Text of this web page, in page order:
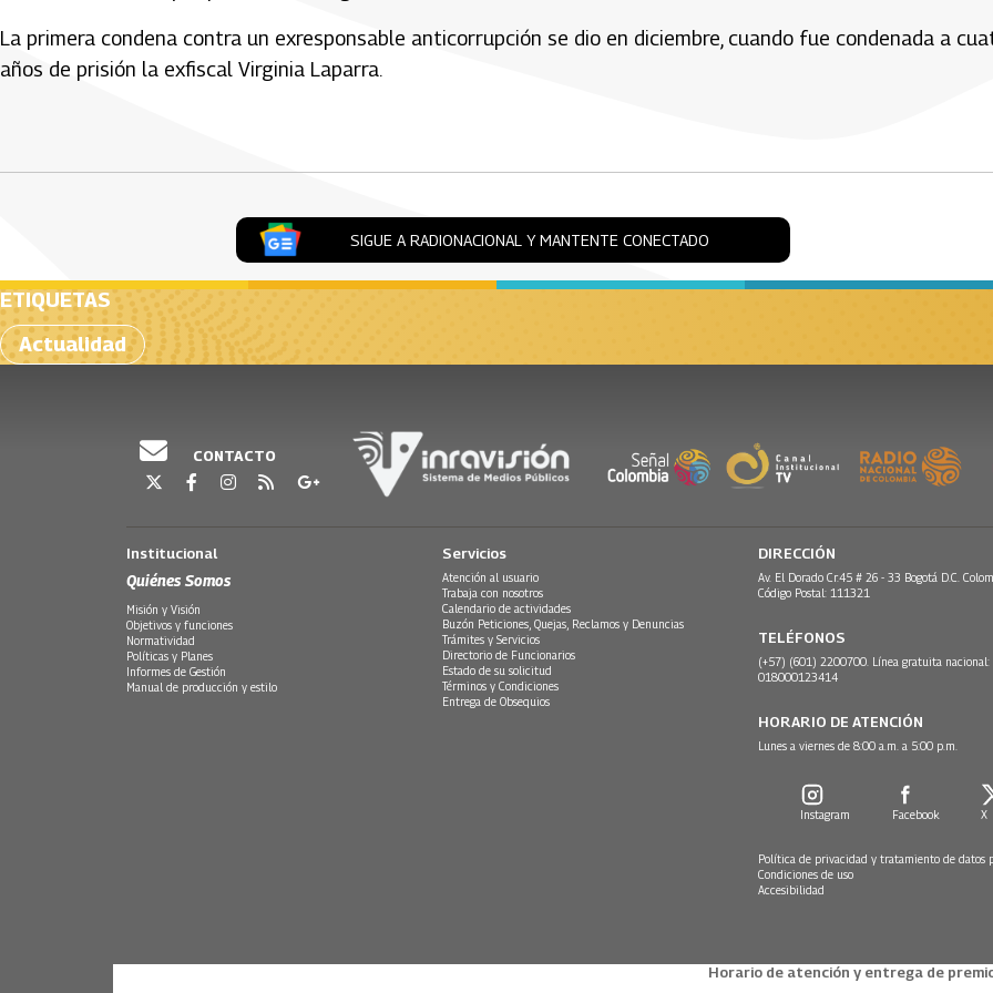
La primera condena contra un exresponsable anticorrupción se dio en diciembre, cuando fue condenada a
años de prisión la exfiscal Virginia Laparra.
SIGUE A RADIONACIONAL Y MANTENTE CONECTADO
ETIQUETAS
Actualidad
CONTACTO
Institucional
Quiénes Somos
Misión y Visión
Objetivos y funciones
Normatividad
Políticas y Planes
Informes de Gestión
Manual de producción y estilo
Servicios
Atención al usuario
Trabaja con nosotros
Calendario de actividades
Buzón Peticiones, Quejas, Reclamos y Denuncias
Trámites y Servicios
Directorio de Funcionarios
Estado de su solicitud
Términos y Condiciones
Entrega de Obsequios
DIRECCIÓN
Av. El Dorado Cr.45 # 26 - 33 Bogotá D.C.
Código Postal: 111321
TELÉFONOS
(+57) (601) 2200700. Línea gratuita nacional:
018000123414
HORARIO DE ATENCIÓN
Lunes a viernes de 8:00 a.m. a 5:00 p.m.
Instagram Facebook X
Política de privacidad y tratamiento de datos
Condiciones de uso
Accesibilidad
Horario de atención y entrega de